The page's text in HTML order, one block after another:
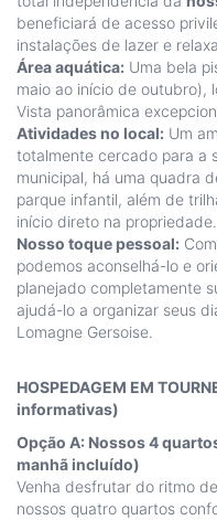
beneficiará de acesso
instalações de lazer e
Área aquática: Uma bela
maio ao início de outubro),
Vista panorâmica
Atividades no local: Um
totalmente cercado para a
municipal, há uma quadra
parque infantil, além de
início direto na propriedade.
Nosso toque pessoal:
podemos aconselhá-lo e
planejado completamente
ajudá-lo a organizar seus
Lomagne Gersoise.
HOSPEDAGEM EM
informativas)
Opção A: Nossos 4
manhã incluído)
Venha desfrutar do ritmo
nossos quatro quartos